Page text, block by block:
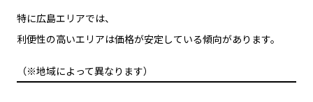
特に広島エリアでは、
利便性の高いエリアは価格が安定している傾向があります。
（※地域によって異なります）